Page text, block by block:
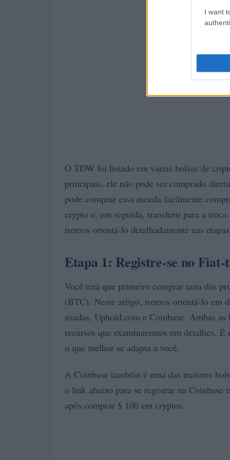
I want
O TDW foi listado em várias bolsas de
principais, ele não pode ser comprado
pode comprar essa moeda facilmente
crypto e, em seguida, transferir para a
iremos orientá-lo detalhadamente nas
Etapa 1: Registre-se no
Você terá que primeiro comprar uma das
(BTC). Neste artigo, iremos orientá-lo em
usadas, Uphold.com e Coinbase. Ambas
recursos que examinaremos em detalhes.
o que melhor se adapta a você.
A Coinbase também é uma das maiores
o link abaixo para se registrar na Coinbase
após comprar $ 100 em cryptos.